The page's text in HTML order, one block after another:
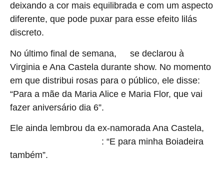
deixando a cor mais equilibrada e com um aspecto
diferente, que pode puxar para esse efeito lilás
discreto.
No último final de semana,
se declarou à
Virginia e Ana Castela durante show. No momento
em que distribui rosas para o público, ele disse:
“Para a mãe da Maria Alice e Maria Flor, que vai
fazer aniversário dia 6”.
Ele ainda lembrou da ex-namorada Ana Castela,
: “E para minha Boiadeira
também”.